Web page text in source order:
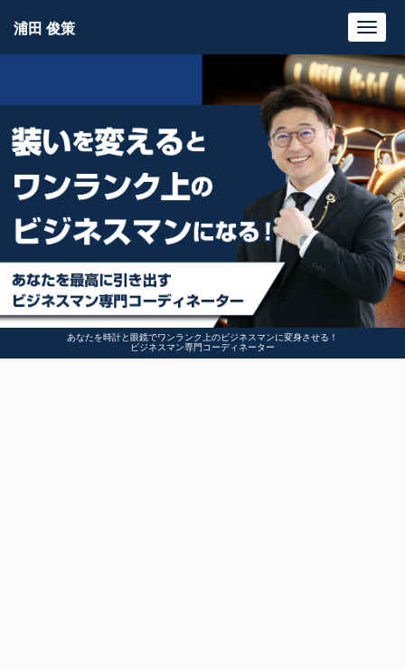
あなたを時計と眼鏡でワンランク上のビジネスマンに変身させる！
ビジネスマン専門コーディネーター
浦田 俊策